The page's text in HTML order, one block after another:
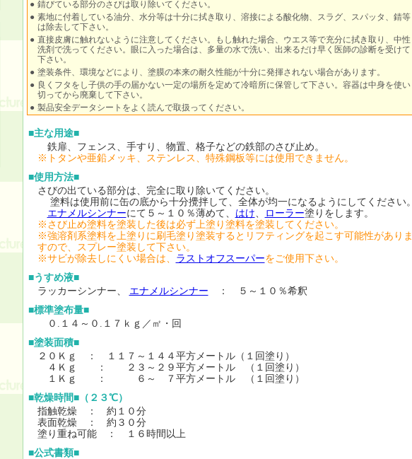
● 錆びている部分のさびは取り除いてください。
● 素地に付着している油分、水分等は十分に拭き取り、溶接による酸化物、スラグ、スパッタ、錆等
は除去して下さい。
● 直接皮膚に触れないように注意してください。もし触れた場合、ウエス等で充分に拭き取り、中性
洗剤で洗ってください。眼に入った場合は、多量の水で洗い、出来るだけ早く医師の診断を受けて
下さい。
● 塗装条件、環境などにより、塗膜の本来の耐久性能が十分に発揮されない場合があります。
● 良くフタをし子供の手の届かない一定の場所を定めて冷暗所に保管して下さい。容器は中身を使い
切ってから廃棄して下さい。
● 製品安全データシートをよく読んで取扱ってください。
■主な用途■
鉄扉、フェンス、手すり、物置、格子などの鉄部のさび止め。
※トタンや亜鉛メッキ、ステンレス、特殊鋼板等には使用できません。
■使用方法■
さびの出ている部分は、完全に取り除いてください。
塗料は使用前に缶の底から十分攪拌して、全体が均一になるようにしてください。
エナメルシンナーにて５～１０％薄めて、 はけ、 ローラー塗りをします。
※さび止め塗料を塗装した後は必ず上塗り塗料を塗装してください。
※強溶剤系塗料を上塗りに刷毛塗り塗装するとリフティングを起こす可能性がありま
すので、スプレー塗装して下さい。
※サビが除去しにくい場合は、 ラストオフスーパーをご使用下さい。
■うすめ液■
ラッカーシンナー、 エナメルシンナー ： ５～１０％希釈
■標準塗布量■
０.１４～０.１７ｋｇ／㎡・回
■塗装面積■
２０Ｋｇ ： １１７～１４４平方メートル（１回塗り）
４Ｋｇ ： ２３～２９平方メートル （１回塗り）
１Ｋｇ ： ６～ ７平方メートル （１回塗り）
■乾燥時間■（２３℃）
指触乾燥 ： 約１０分
表面乾燥 ： 約３０分
塗り重ね可能 ： １６時間以上
■公式書類■